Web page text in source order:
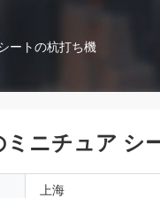
ートの杭打ち機
ニチュア シ
上海